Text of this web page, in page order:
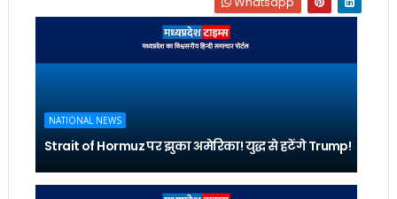
NATIONAL NEWS
Strait of Hormuz पर झुका अमेरिका! युद्ध से हटेंगे Trump!